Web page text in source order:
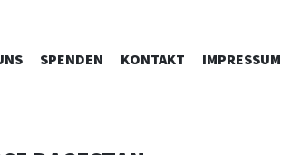
SPENDEN KONTAKT IMPRESSUM